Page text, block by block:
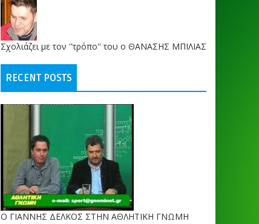
Σχολιάζει με τον ''τρόπο'' του ο ΘΑΝΑΣΗΣ ΜΠΙΛΙΑΣ
RECENT POSTS
Ο ΓΙΑΝΝΗΣ ΔΕΛΚΟΣ ΣΤΗΝ ΑΘΛΗΤΙΚΗ ΓΝΩΜΗ